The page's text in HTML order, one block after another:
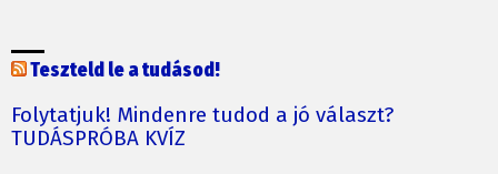
Teszteld le a tudásod!
Folytatjuk! Mindenre tudod a jó választ?
TUDÁSPRÓBA KVÍZ